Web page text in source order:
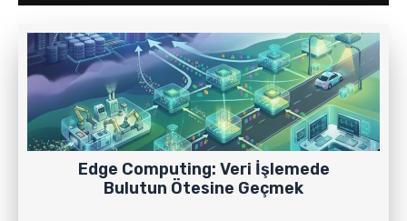
Edge Computing: Veri İşlemede
Bulutun Ötesine Geçmek